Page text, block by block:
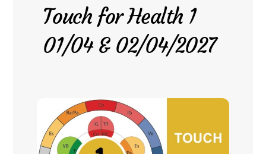
Touch for Health 1
01/04 & 02/04/2027